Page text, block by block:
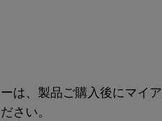
は、製品ご購入後にマイ
さい。